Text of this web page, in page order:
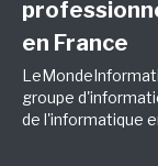
en France
groupe
de l'informatique